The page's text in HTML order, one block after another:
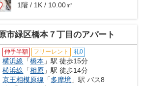
1階 / 1K / 10.00㎡
市緑区橋本７丁目のアパート
仲手半額 フリーレント 礼0
横浜線 「橋本 」駅 徒歩15分
横浜線 「相原 」駅 徒歩14分
京王相模原線 「多摩境 」駅 バス8